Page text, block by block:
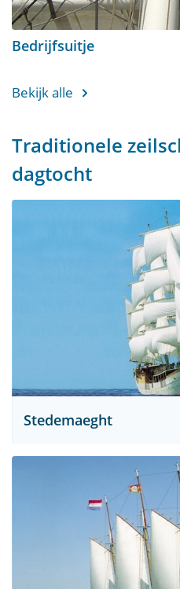
Bedrijfsuitje
Bekijk alle
Traditionele
dagtocht
Stedemaeght